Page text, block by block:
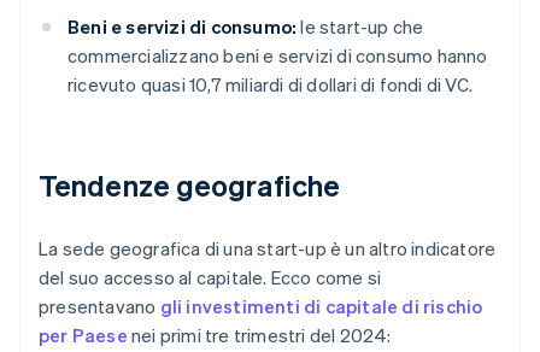
Beni e servizi di consumo: le start-up che
commercializzano beni e servizi di consumo hanno
ricevuto quasi 10,7 miliardi di dollari di fondi di VC.
Tendenze geografiche
La sede geografica di una start-up è un altro indicatore
del suo accesso al capitale. Ecco come si
presentavano gli investimenti di capitale di rischio
per Paese nei primi tre trimestri del 2024: